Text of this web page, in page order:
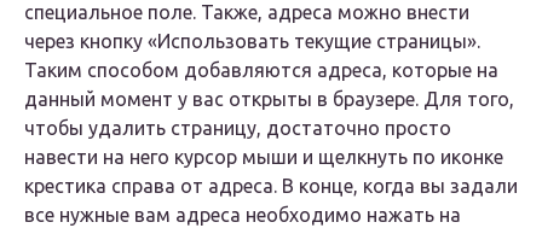
специальное поле. Также, адреса можно внести
через кнопку «Использовать текущие страницы».
Таким способом добавляются адреса, которые на
данный момент у вас открыты в браузере. Для того,
чтобы удалить страницу, достаточно просто
навести на него курсор мыши и щелкнуть по иконке
крестика справа от адреса. В конце, когда вы задали
все нужные вам адреса необходимо нажать на